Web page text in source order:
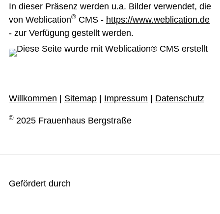
In dieser Präsenz werden u.a. Bilder verwendet, die
von Weblication® CMS - https://www.weblication.de
- zur Verfügung gestellt werden.
Willkommen Sitemap Impressum Datenschutz
© 2025 Frauenhaus Bergstraße
Gefördert durch